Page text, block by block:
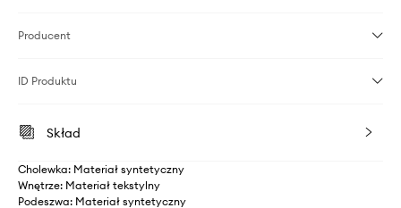
Producent
ID Produktu
Skład
Cholewka: Materiał syntetyczny
Wnętrze: Materiał tekstylny
Podeszwa: Materiał syntetyczny